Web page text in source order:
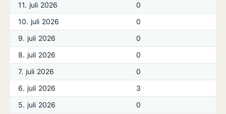
11. juli 2026
0
10. juli 2026
0
9. juli 2026
0
8. juli 2026
0
7. juli 2026
0
6. juli 2026
3
5. juli 2026
0